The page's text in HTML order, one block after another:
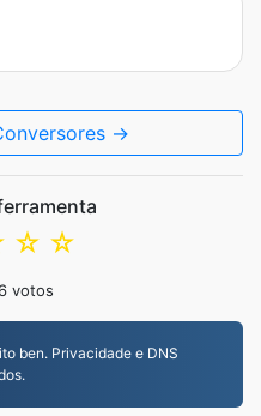
→
☆
☆
votos
ben. Privacidade e DNS